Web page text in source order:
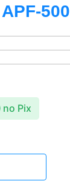
500
no Pix